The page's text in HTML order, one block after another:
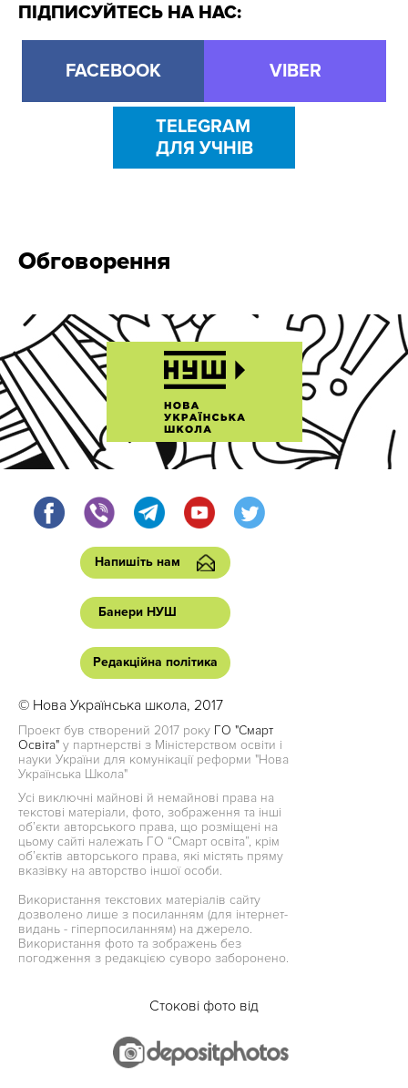
ПІДПИСУЙТЕСЬ НА НАС:
FACEBOOK VIBER
TELEGRAM
ДЛЯ УЧНІВ
Обговорення
Напишіть нам
Банери НУШ
Редакційна політика
© Нова Українська школа, 2017
Проект був створений 2017 року ГО "Смарт
Освіта" у партнерстві з Міністерством освіти і
науки України для комунікації реформи "Нова
Українська Школа"
Усі виключні майнові й немайнові права на
текстові матеріали, фото, зображення та інші
об’єкти авторського права, що розміщені на
цьому сайті належать ГО “Смарт освіта”, крім
об’єктів авторського права, які містять пряму
вказівку на авторство іншої особи.
Використання текстових матеріалів сайту
дозволено лише з посиланням (для інтернет-
видань - гіперпосиланням) на джерело.
Використання фото та зображень без
погодження з редакцією суворо заборонено.
Стокові фото від